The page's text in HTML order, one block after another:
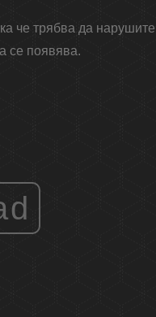
че трябва да
се появява.